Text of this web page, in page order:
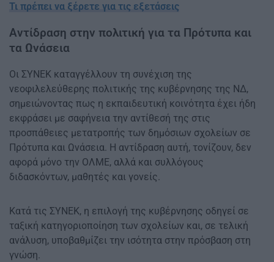
Τι πρέπει να ξέρετε για τις εξετάσεις
Αντίδραση στην πολιτική για τα Πρότυπα και
τα Ωνάσεια
Οι ΣΥΝΕΚ καταγγέλλουν τη συνέχιση της
νεοφιλελεύθερης πολιτικής της κυβέρνησης της ΝΔ,
σημειώνοντας πως η εκπαιδευτική κοινότητα έχει ήδη
εκφράσει με σαφήνεια την αντίθεσή της στις
προσπάθειες μετατροπής των δημόσιων σχολείων σε
Πρότυπα και Ωνάσεια. Η αντίδραση αυτή, τονίζουν, δεν
αφορά μόνο την ΟΛΜΕ, αλλά και συλλόγους
διδασκόντων, μαθητές και γονείς.
Κατά τις ΣΥΝΕΚ, η επιλογή της κυβέρνησης οδηγεί σε
ταξική κατηγοριοποίηση των σχολείων και, σε τελική
ανάλυση, υποβαθμίζει την ισότητα στην πρόσβαση στη
γνώση.